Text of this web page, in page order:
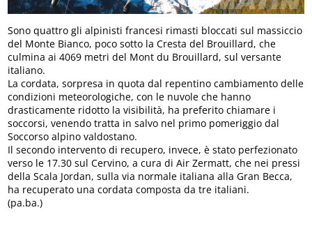
Sono quattro gli alpinisti francesi rimasti bloccati sul massiccio
del Monte Bianco, poco sotto la Cresta del Brouillard, che
culmina ai 4069 metri del Mont du Brouillard, sul versante
italiano.
La cordata, sorpresa in quota dal repentino cambiamento delle
condizioni meteorologiche, con le nuvole che hanno
drasticamente ridotto la visibilità, ha preferito chiamare i
soccorsi, venendo tratta in salvo nel primo pomeriggio dal
Soccorso alpino valdostano.
Il secondo intervento di recupero, invece, è stato perfezionato
verso le 17.30 sul Cervino, a cura di Air Zermatt, che nei pressi
della Scala Jordan, sulla via normale italiana alla Gran Becca,
ha recuperato una cordata composta da tre italiani.
(pa.ba.)